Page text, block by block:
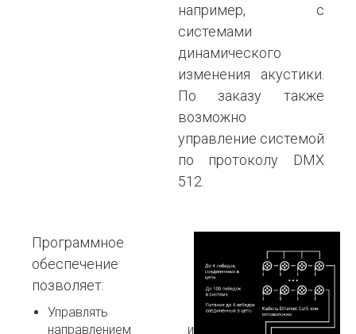
например, с
системами
динамического
изменения акустики.
По заказу также
возможно
управление системой
по протоколу DMX
512.
Программное
обеспечение
позволяет:
Управлять
направлением и